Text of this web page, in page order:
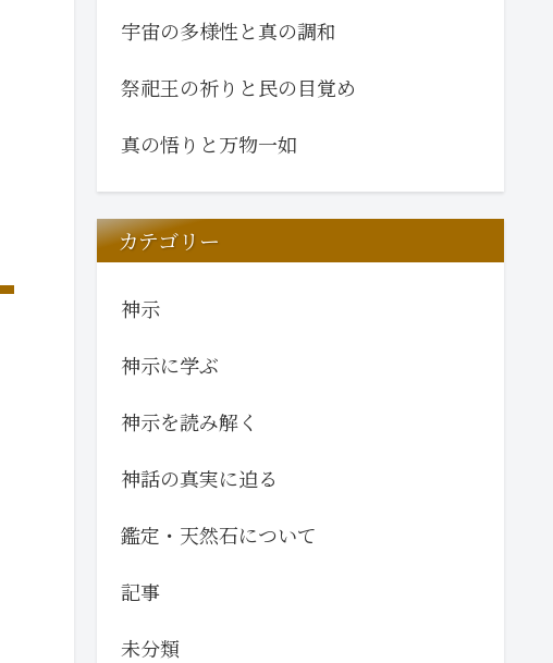
宇宙の多様性と真の調和
祭祀王の祈りと民の目覚め
真の悟りと万物一如
カテゴリー
神示
神示に学ぶ
神示を読み解く
神話の真実に迫る
鑑定・天然石について
記事
未分類